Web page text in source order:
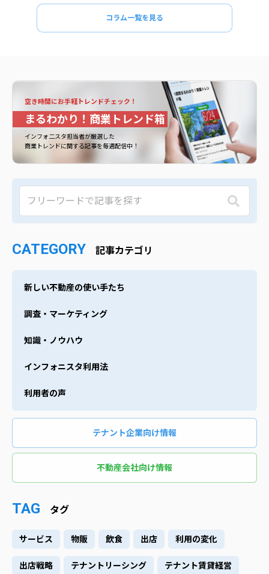
コラム一覧を見る
空き時間にお手軽トレンドチェック！
まるわかり！商業トレンド箱
インフォ二スタ担当者が厳選した
商業トレンドに関する記事を毎週配信中！
CATEGORY 記事カテゴリ
新しい不動産の使い手たち
調査・マーケティング
知識・ノウハウ
インフォニスタ利用法
利用者の声
テナント企業向け情報
不動産会社向け情報
TAG タグ
サービス 物販 飲食 出店 利用の変化
出店戦略 テナントリーシング テナント賃貸経営